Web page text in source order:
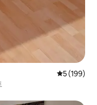
평점 5점(5
5 (199)